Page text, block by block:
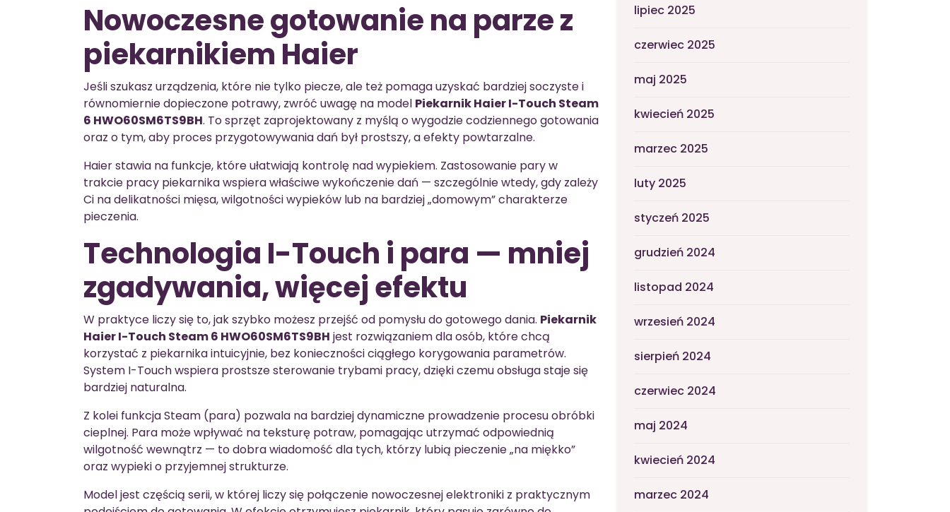
Nowoczesne gotowanie na parze z
piekarnikiem Haier
Jeśli szukasz urządzenia, które nie tylko piecze, ale też pomaga uzyskać bardziej soczyste i
równomiernie dopieczone potrawy, zwróć uwagę na model Piekarnik Haier I-Touch Steam
6 HWO60SM6TS9BH. To sprzęt zaprojektowany z myślą o wygodzie codziennego gotowania
oraz o tym, aby proces przygotowywania dań był prostszy, a efekty powtarzalne.
Haier stawia na funkcje, które ułatwiają kontrolę nad wypiekiem. Zastosowanie pary w
trakcie pracy piekarnika wspiera właściwe wykończenie dań — szczególnie wtedy, gdy zależy
Ci na delikatności mięsa, wilgotności wypieków lub na bardziej „domowym” charakterze
pieczenia.
Technologia I-Touch i para — mniej
zgadywania, więcej efektu
W praktyce liczy się to, jak szybko możesz przejść od pomysłu do gotowego dania. Piekarnik
Haier I-Touch Steam 6 HWO60SM6TS9BH jest rozwiązaniem dla osób, które chcą
korzystać z piekarnika intuicyjnie, bez konieczności ciągłego korygowania parametrów.
System I-Touch wspiera prostsze sterowanie trybami pracy, dzięki czemu obsługa staje się
bardziej naturalna.
Z kolei funkcja Steam (para) pozwala na bardziej dynamiczne prowadzenie procesu obróbki
cieplnej. Para może wpływać na teksturę potraw, pomagając utrzymać odpowiednią
wilgotność wewnątrz — to dobra wiadomość dla tych, którzy lubią pieczenie „na miękko”
oraz wypieki o przyjemnej strukturze.
Model jest częścią serii, w której liczy się połączenie nowoczesnej elektroniki z praktycznym
lipiec 2025
czerwiec 2025
maj 2025
kwiecień 2025
marzec 2025
luty 2025
styczeń 2025
grudzień 2024
listopad 2024
wrzesień 2024
sierpień 2024
czerwiec 2024
maj 2024
kwiecień 2024
marzec 2024